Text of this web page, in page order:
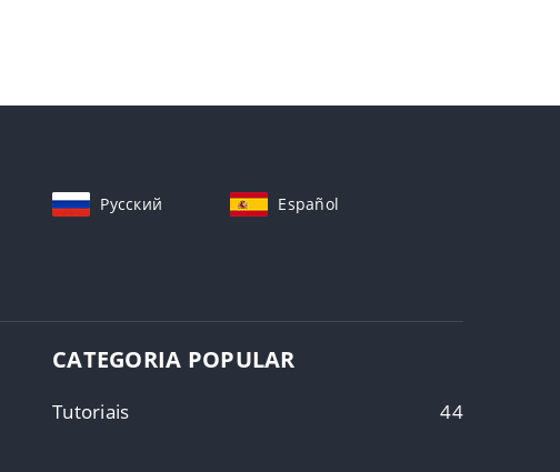
Русский Español
CATEGORIA POPULAR
Tutoriais 44